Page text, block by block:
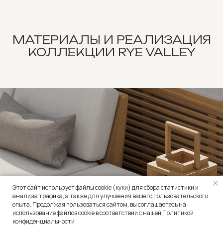
МАТЕРИАЛЫ И РЕАЛИЗАЦИЯ
КОЛЛЕКЦИИ RYE VALLEY
Этот сайт использует файлы cookie (куки) для сбора статистики и
анализа трафика, а также для улучшения вашего пользовательского
опыта. Продолжая пользоваться сайтом, вы соглашаетесь на
использование файлов cookie в соответствии с нашей Политикой
конфиденциальности